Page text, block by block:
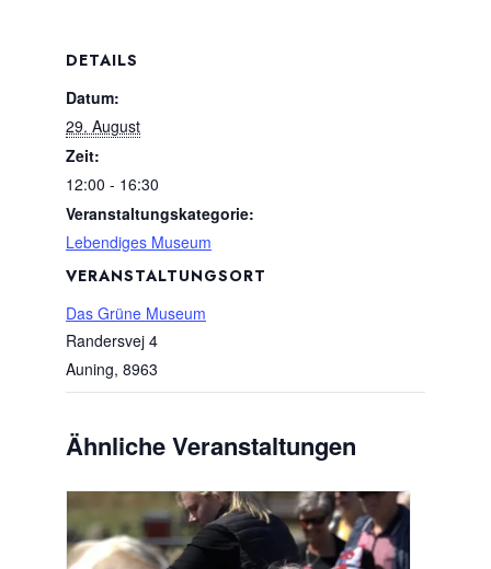
DETAILS
Datum:
29. August
Zeit:
12:00 - 16:30
Veranstaltungskategorie:
Lebendiges Museum
VERANSTALTUNGSORT
Das Grüne Museum
Randersvej 4
Auning, 8963
Ähnliche Veranstaltungen